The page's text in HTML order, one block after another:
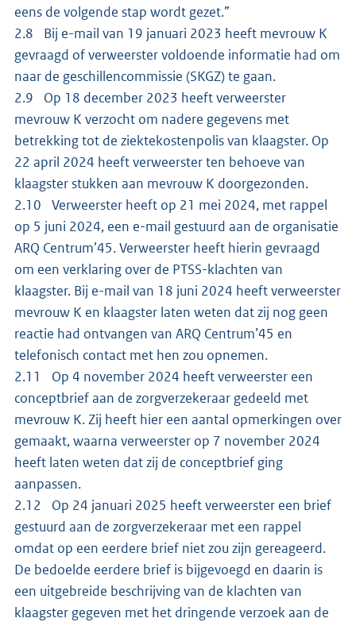
eens de volgende stap wordt gezet.”
2.8 Bij e-mail van 19 januari 2023 heeft mevrouw K
gevraagd of verweerster voldoende informatie had om
naar de geschillencommissie (SKGZ) te gaan.
2.9 Op 18 december 2023 heeft verweerster
mevrouw K verzocht om nadere gegevens met
betrekking tot de ziektekostenpolis van klaagster. Op
22 april 2024 heeft verweerster ten behoeve van
klaagster stukken aan mevrouw K doorgezonden.
2.10 Verweerster heeft op 21 mei 2024, met rappel
op 5 juni 2024, een e-mail gestuurd aan de organisatie
ARQ Centrum’45. Verweerster heeft hierin gevraagd
om een verklaring over de PTSS-klachten van
klaagster. Bij e-mail van 18 juni 2024 heeft verweerster
mevrouw K en klaagster laten weten dat zij nog geen
reactie had ontvangen van ARQ Centrum’45 en
telefonisch contact met hen zou opnemen.
2.11 Op 4 november 2024 heeft verweerster een
conceptbrief aan de zorgverzekeraar gedeeld met
mevrouw K. Zij heeft hier een aantal opmerkingen over
gemaakt, waarna verweerster op 7 november 2024
heeft laten weten dat zij de conceptbrief ging
aanpassen.
2.12 Op 24 januari 2025 heeft verweerster een brief
gestuurd aan de zorgverzekeraar met een rappel
omdat op een eerdere brief niet zou zijn gereageerd.
De bedoelde eerdere brief is bijgevoegd en daarin is
een uitgebreide beschrijving van de klachten van
klaagster gegeven met het dringende verzoek aan de